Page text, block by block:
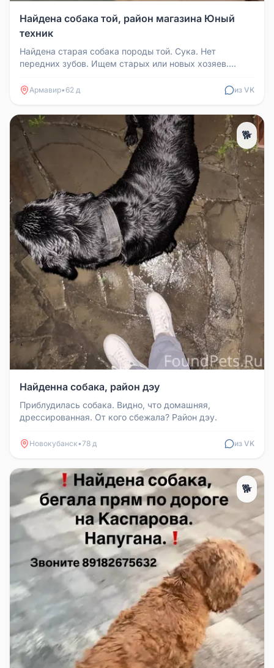
Найдена собака той, район магазина Юный
техник
Найдена старая собака породы той. Сука. Нет
передних зубов. Ищем старых или новых хозяев.
Армавир•62 д из VK
🐕
Найденна собака, район дэу
Приблудилась собака. Видно, что домашняя,
дрессированная. От кого сбежала? Район дэу.
Новокубанск•78 д из VK
🐕